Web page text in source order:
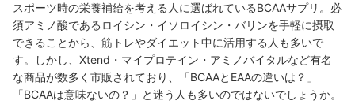
スポーツ時の栄養補給を考える人に選ばれているBCAAサプリ。必
須アミノ酸であるロイシン・イソロイシン・バリンを手軽に摂取
できることから、筋トレやダイエット中に活用する人も多いで
す。しかし、Xtend・マイプロテイン・アミノバイタルなど有名
な商品が数多く市販されており、「BCAAとEAAの違いは？」
「BCAAは意味ないの？」と迷う人も多いのではないでしょうか。